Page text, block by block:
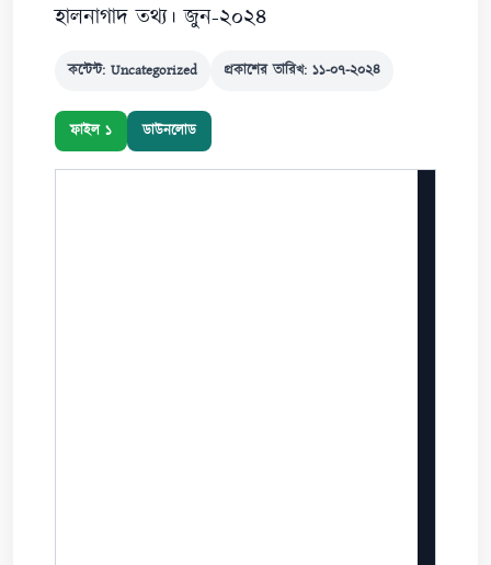
হালনাগাদ তথ্য। জুন-২০২৪
কন্টেন্ট: Uncategorized প্রকাশের তারিখ: ১১-০৭-২০২৪
ফাইল ১ ডাউনলোড